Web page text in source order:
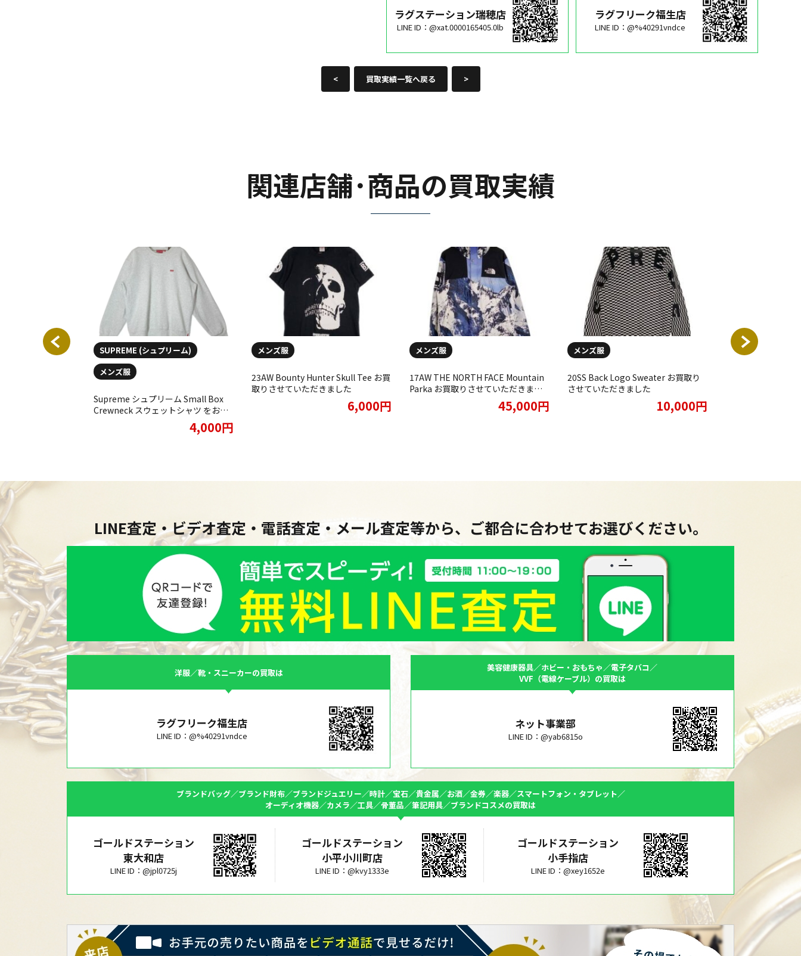
ラグステーション瑞穂店
LINE ID：@xat.0000165405.0lb
ラグフリーク福生店
LINE ID：@%40291vndce
< 買取実績一覧へ戻る >
関連店舗･商品の買取実績
SUPREME (シュプリーム)
メンズ服
Supreme シュプリーム Small Box
Crewneck スウェットシャツ をお買
取りさせていただきました。4,000円
メンズ服
23AW Bounty Hunter Skull Tee お買
取りさせていただきました
6,000円
メンズ服
17AW THE NORTH FACE Mountain
Parka お買取りさせていただきまし
45,000円
メンズ服
20SS Back Logo Sweater お買取り
させていただきました
10,000円
メンズ服
LINE査定・ビデオ査定・電話査定・メール査定等から、ご都合に合わせてお選びください。
洋服／靴・スニーカーの買取は
ラグフリーク福生店
LINE ID：@%40291vndce
美容健康器具／ホビー・おもちゃ／電子タバコ／
VVF（電線ケーブル）の買取は
ネット事業部
LINE ID：@yab6815o
ブランドバッグ／ブランド財布／ブランドジュエリー／時計／宝石／貴金属／お酒／金券／楽器／スマートフォン・タブレット／
オーディオ機器／カメラ／工具／骨董品／筆記用具／ブランドコスメの買取は
ゴールドステーション
東大和店
LINE ID：@jpl0725j
ゴールドステーション
小平小川町店
LINE ID：@kvy1333e
ゴールドステーション
小手指店
LINE ID：@xey1652e